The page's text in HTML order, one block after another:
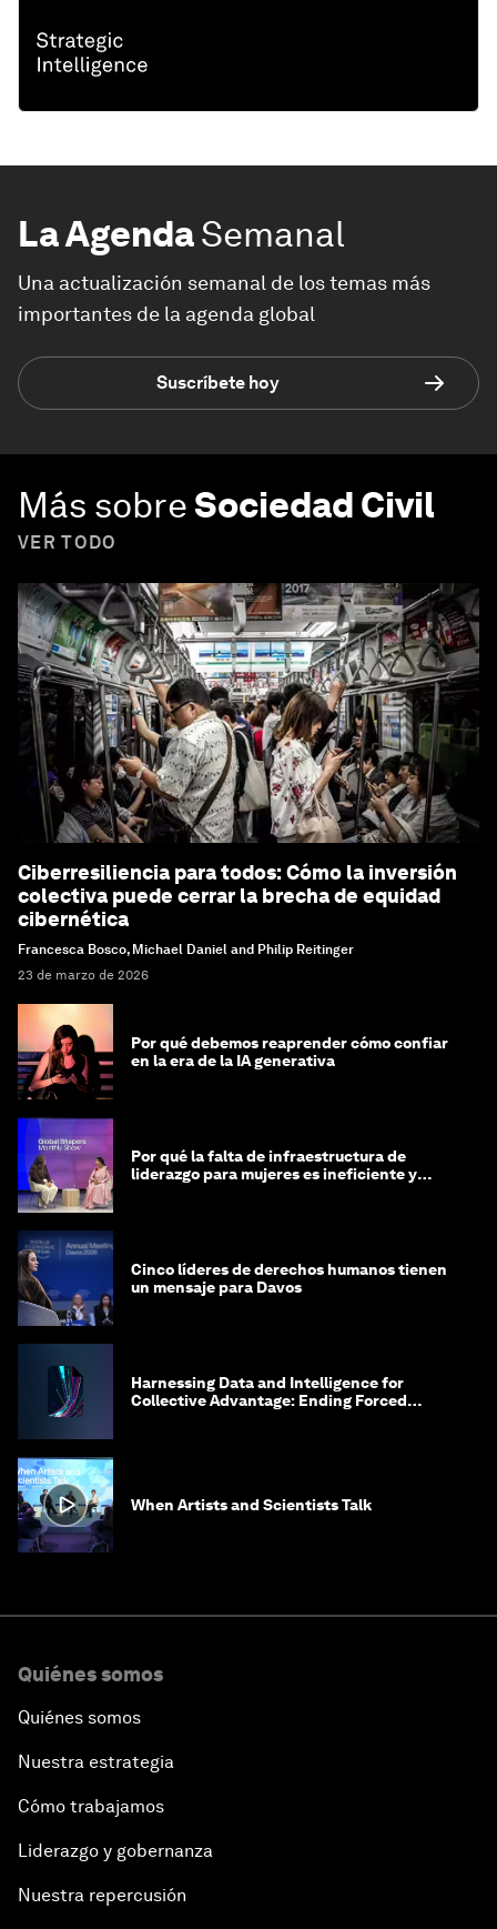
La AgendaSemanal
Una actualización semanal de los temas más
importantes de la agenda global
Suscríbete hoy
Más sobreSociedad Civil
VER TODO
Ciberresiliencia para todos: Cómo la inversión
colectiva puede cerrar la brecha de equidad
cibernética
Francesca Bosco, Michael Daniel and Philip Reitinger
23 de marzo de 2026
Por qué debemos reaprender cómo confiar
en la era de la IA generativa
Por qué la falta de infraestructura de
liderazgo para mujeres es ineficiente y
Cinco líderes de derechos humanos tienen
un mensaje para Davos
Harnessing Data and Intelligence for
Collective Advantage: Ending Forced
When Artists and Scientists Talk
Quiénes somos
Quiénes somos
Nuestra estrategia
Cómo trabajamos
Liderazgo y gobernanza
Nuestra repercusión